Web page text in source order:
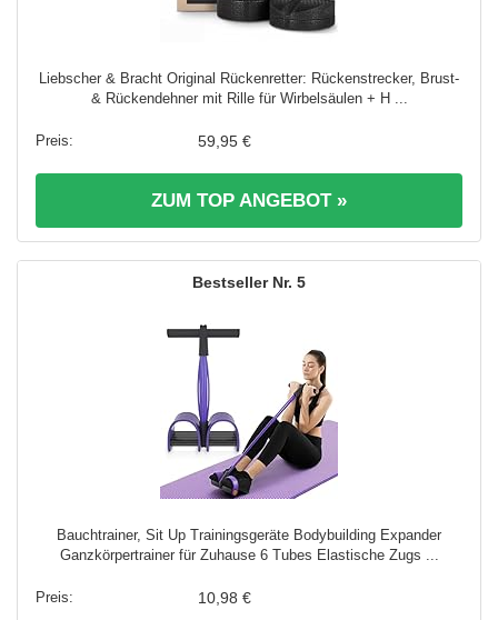
Liebscher & Bracht Original Rückenretter: Rückenstrecker, Brust-
& Rückendehner mit Rille für Wirbelsäulen + H ...
59,95 €
ZUM TOP ANGEBOT »
5
Bauchtrainer, Sit Up Trainingsgeräte Bodybuilding Expander
Ganzkörpertrainer für Zuhause 6 Tubes Elastische Zugs ...
10,98 €